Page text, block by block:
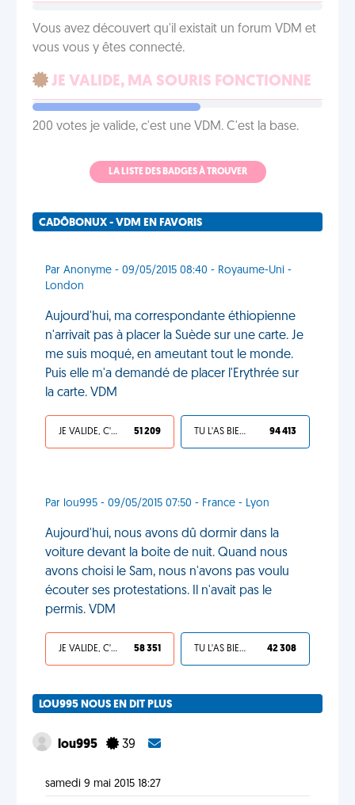
Vous avez découvert qu'il existait un forum VDM et
vous vous y êtes connecté.
JE VALIDE, MA SOURIS FONCTIONNE
200 votes je valide, c'est une VDM. C'est la base.
LA LISTE DES BADGES À TROUVER
CADÔBONUX - VDM EN FAVORIS
Par Anonyme - 09/05/2015 08:40 - Royaume-Uni -
London
Aujourd'hui, ma correspondante éthiopienne
n'arrivait pas à placer la Suède sur une carte. Je
me suis moqué, en ameutant tout le monde.
Puis elle m'a demandé de placer l'Erythrée sur
la carte. VDM
JE VALIDE, C'EST UNE VDM 51 209 TU L'AS BIEN MÉRITÉ 94 413
Par lou995 - 09/05/2015 07:50 - France - Lyon
Aujourd'hui, nous avons dû dormir dans la
voiture devant la boite de nuit. Quand nous
avons choisi le Sam, nous n'avons pas voulu
écouter ses protestations. Il n'avait pas le
permis. VDM
JE VALIDE, C'EST UNE VDM 58 351 TU L'AS BIEN MÉRITÉ 42 308
LOU995 NOUS EN DIT PLUS
lou995 39
samedi 9 mai 2015 18:27